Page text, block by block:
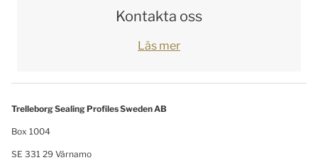
Kontakta oss
Läs mer
Trelleborg Sealing Profiles Sweden AB
Box 1004
SE 331 29 Värnamo